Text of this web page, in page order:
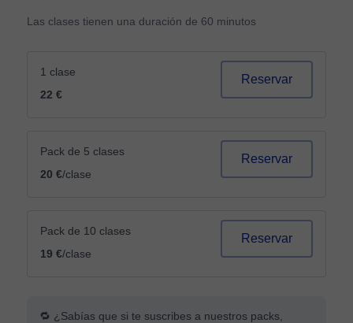
Las clases tienen una duración de 60 minutos
1 clase
22 €
Reservar
Pack de 5 clases
20 €/clase
Reservar
Pack de 10 clases
19 €/clase
Reservar
🔁 ¿Sabías que si te suscribes a nuestros packs,